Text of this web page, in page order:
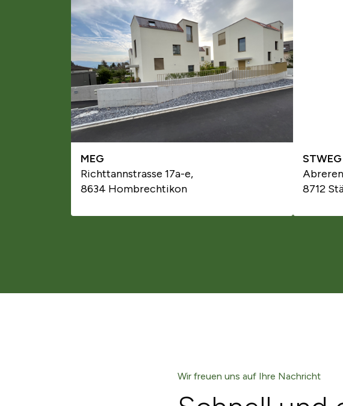
MEG
Richttannstrasse 17a-e,
8634 Hombrechtikon
STWEG
8712
Wir freuen uns auf Ihre Nachricht